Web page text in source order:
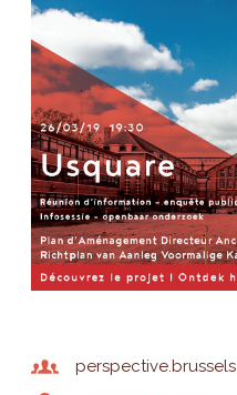
perspective.brussels